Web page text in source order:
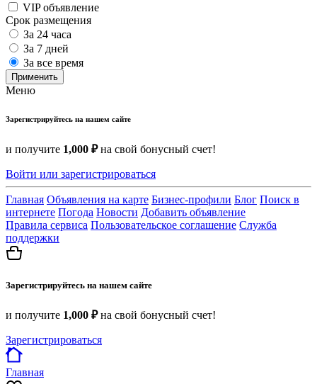
VIP объявление
Срок размещения
За 24 часа
За 7 дней
За все время
Применить
Меню
Зарегистрируйтесь на нашем сайте
и получите 1,000 ₽на свой бонусный счет!
Войти или зарегистрироваться
Главная Объявления на карте Бизнес-профили Блог Поиск в
интернете Погода Новости Добавить объявление
Правила сервиса Пользовательское соглашение Служба
поддержки
Зарегистрируйтесь на нашем сайте
и получите 1,000 ₽на свой бонусный счет!
Зарегистрироваться
Главная